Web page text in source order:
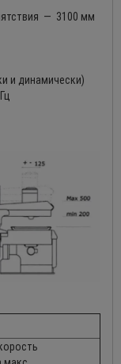
— 3100 мм
и динамически)